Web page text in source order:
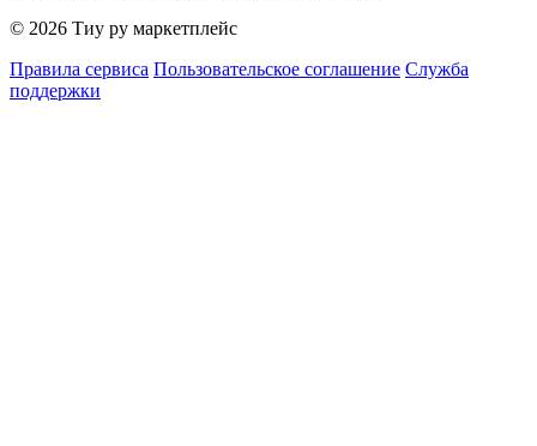
© 2026 Тиу ру маркетплейс
Правила сервиса Пользовательское соглашение Служба
поддержки